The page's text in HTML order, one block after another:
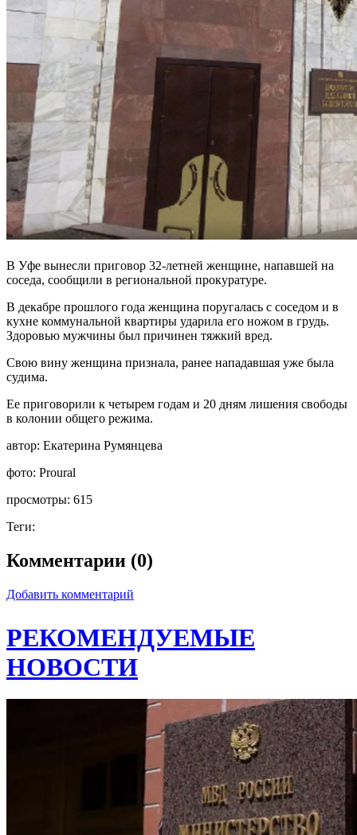
В Уфе вынесли приговор 32-летней женщине, напавшей на
соседа, сообщили в региональной прокуратуре.
В декабре прошлого года женщина поругалась с соседом и в
кухне коммунальной квартиры ударила его ножом в грудь.
Здоровью мужчины был причинен тяжкий вред.
Свою вину женщина признала, ранее нападавшая уже была
судима.
Ее приговорили к четырем годам и 20 дням лишения свободы
в колонии общего режима.
автор: Екатерина Румянцева
фото: Proural
просмотры: 615
Теги:
Комментарии (0)
Добавить комментарий
РЕКОМЕНДУЕМЫЕ
НОВОСТИ